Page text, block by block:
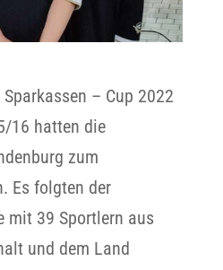
– Cup 2022
16 hatten die
zum
Es folgten der
mit 39 Sportlern aus
und dem Land